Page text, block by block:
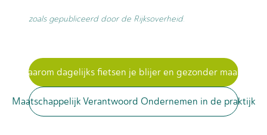
zoals gepubliceerd door de Rijksoverheid.
Waarom dagelijks fietsen je blijer en gezonder maakt!
Maatschappelijk Verantwoord Ondernemen in de praktijk